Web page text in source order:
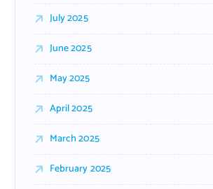
July 2025
June 2025
May 2025
April 2025
March 2025
February 2025